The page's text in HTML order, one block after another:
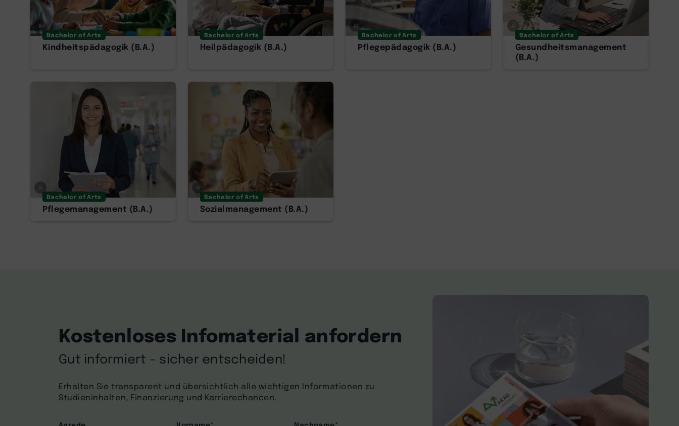
AI
Bachelor of Arts
Kindheitspädagogik (B.A.)
AI
Bachelor of Arts
Heilpädagogik (B.A.)
AI
Bachelor of Arts
Pflegepädagogik (B.A.)
AI
Bachelor of Arts
Gesundheitsmanagement
(B.A.)
AI
Bachelor of Arts
Pflegemanagement (B.A.)
AI
Bachelor of Arts
Sozialmanagement (B.A.)
Kostenloses Infomaterial anfordern
Gut informiert – sicher entscheiden!
Erhalten Sie transparent und übersichtlich alle wichtigen Informationen zu
Studieninhalten, Finanzierung und Karrierechancen.